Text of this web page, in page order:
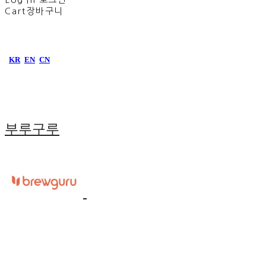
Cart 장바구니
KR EN CN
부루구루